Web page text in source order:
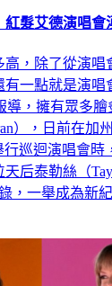
高，除了從演唱
一點就是演唱
導，擁有眾多
），日前在加
行巡迴演唱會時
天后泰勒絲（